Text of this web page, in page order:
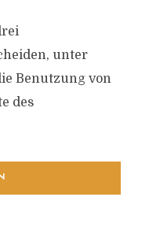
unter
Benutzung von
des